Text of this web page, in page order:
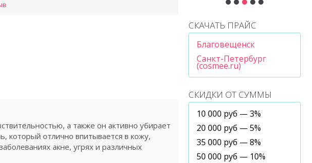
СКАЧАТЬ ПРАЙС
Благовещенск
Санкт-Петербург
(cosmee.ru)
СКИДКИ ОТ СУММЫ
10 000 руб — 3%
20 000 руб — 5%
35 000 руб — 8%
50 000 руб — 10%
а также он активно убирает
который отлично впитывается в кожу,
акне, угрях и различных